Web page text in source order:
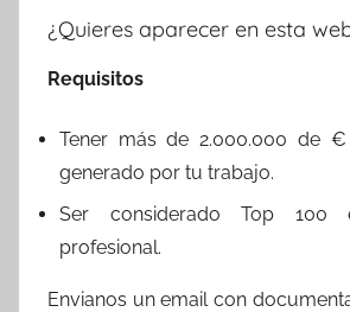
¿Quieres aparecer en esta
Requisitos
Tener más de 2.000.000 de
generado por tu trabajo.
Ser considerado Top
profesional.
Envianos un email con